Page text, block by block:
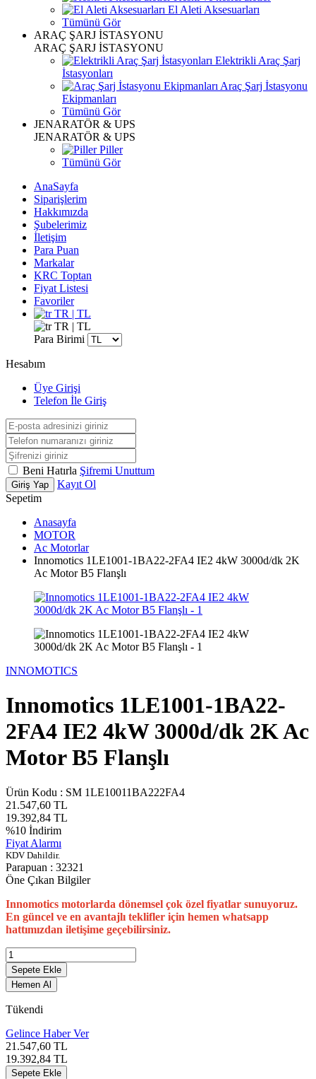
El Aleti Aksesuarları
Tümünü Gör
ARAÇ ŞARJ İSTASYONU
ARAÇ ŞARJ İSTASYONU
Elektrikli Araç Şarj
İstasyonları
Araç Şarj İstasyonu
Ekipmanları
Tümünü Gör
JENARATÖR & UPS
JENARATÖR & UPS
Piller
Tümünü Gör
AnaSayfa
Siparişlerim
Hakkımızda
Şubelerimiz
İletişim
Para Puan
Markalar
KRC Toptan
Fiyat Listesi
Favoriler
TR | TL
TR | TL
Para Birimi
Hesabım
Üye Girişi
Telefon İle Giriş
Beni Hatırla Şifremi Unuttum
Giriş Yap
Kayıt Ol
Sepetim
Anasayfa
MOTOR
Ac Motorlar
Innomotics 1LE1001-1BA22-2FA4 IE2 4kW 3000d/dk 2K
Ac Motor B5 Flanşlı
INNOMOTICS
Innomotics 1LE1001-1BA22-
2FA4 IE2 4kW 3000d/dk 2K Ac
Motor B5 Flanşlı
Ürün Kodu : SM 1LE10011BA222FA4
21.547,60 TL
19.392,84 TL
%10 İndirim
Fiyat Alarmı
KDV Dahildir.
Parapuan : 32321
Öne Çıkan Bilgiler
Innomotics motorlarda dönemsel çok özel fiyatlar sunuyoruz.
En güncel ve en avantajlı teklifler için hemen whatsapp
hattımızdan iletişime geçebilirsiniz.
Sepete Ekle
Hemen Al
Tükendi
Gelince Haber Ver
21.547,60 TL
19.392,84 TL
Sepete Ekle